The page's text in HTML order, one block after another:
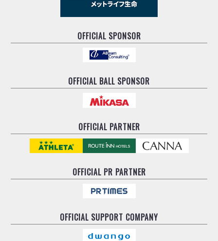
OFFICIAL SPONSOR
OFFICIAL BALL SPONSOR
OFFICIAL PARTNER
OFFICIALPR PARTNER
OFFICIAL SUPPORT COMPANY